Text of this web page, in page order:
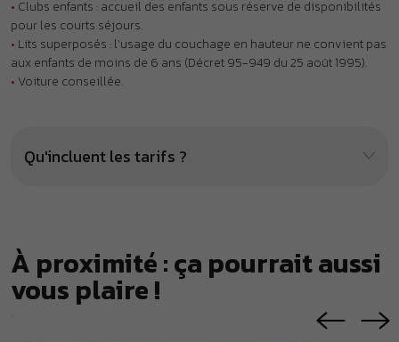
À proximité : ça pourrait aussi
vous plaire !
.
Camping Les Mimosas ***
FRÉJUS